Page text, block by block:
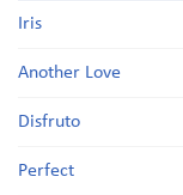
Iris
Another Love
Disfruto
Perfect